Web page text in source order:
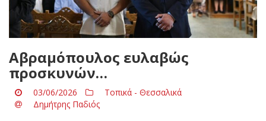
Αβραμόπουλος ευλαβώς
προσκυνών…
03/06/2026
Τοπικά - Θεσσαλικά
Δημήτρης Παδιός